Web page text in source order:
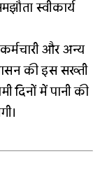
स्वीकार्य
और अन्य
की इस सख्ती
दिनों में पानी की